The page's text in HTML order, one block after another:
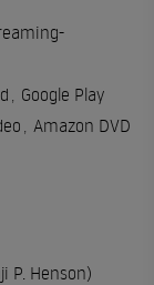
, Google Play
, Amazon DVD
P. Henson)